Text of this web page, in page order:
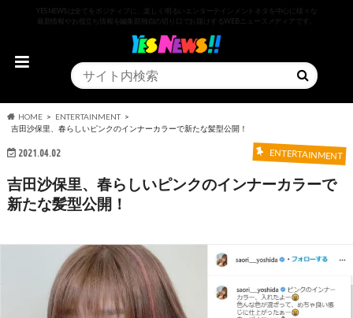
YESNEWSは全てをポジティブに、楽しく明るいエンターテインメントネタを中心に様々な
最新情報やお役立ち情報を編集部独自の切り口でお届けするWEBニュースメディアです。
HOME
ENTERTAINMENT
吉田沙保里、春らしいピンクのインナーカラーで新たな髪型公開！
2021.04.02 ENTERTAINMENT
吉田沙保里、春らしいピンクのインナーカラーで
新たな髪型公開！